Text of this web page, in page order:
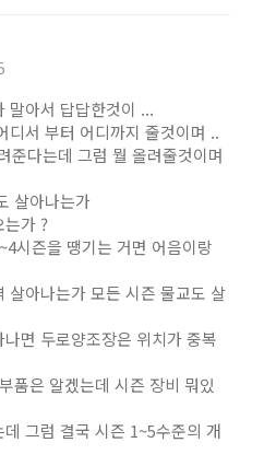
말아서 답답한것이 ...
디서 부터 어디까지 줄것이며 ..
준다는데 그럼 뭘 올려줄것이며
살아나는가
는가 ?
시즌을 땡기는 거면 어음이랑
살아나는가 모든 시즌 물교도 살
면 두로양조장은 위치가 중복
품은 알겠는데 시즌 장비 뭐있
그럼 결국 시즌 1~5수준의 개